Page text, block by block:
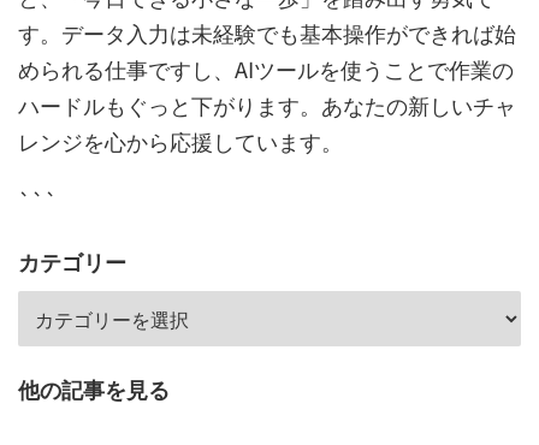
す。データ入力は未経験でも基本操作ができれば始
められる仕事ですし、AIツールを使うことで作業の
ハードルもぐっと下がります。あなたの新しいチャ
レンジを心から応援しています。
```
カテゴリー
他の記事を見る